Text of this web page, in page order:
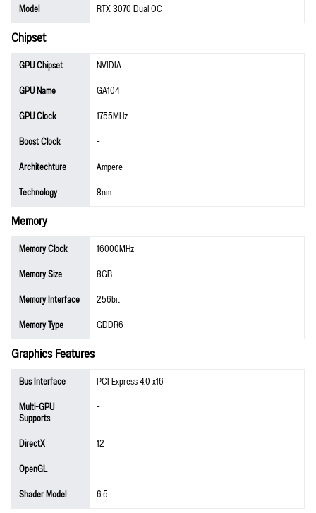
Model
RTX 3070 Dual OC
Chipset
GPU Chipset
NVIDIA
GPU Name
GA104
GPU Clock
1755MHz
Boost Clock
-
Architechture
Ampere
Technology
8nm
Memory
Memory Clock
16000MHz
Memory Size
8GB
Memory Interface
256bit
Memory Type
GDDR6
Graphics Features
Bus Interface
PCI Express 4.0 x16
Multi-GPU
Supports
-
DirectX
12
OpenGL
-
Shader Model
6.5